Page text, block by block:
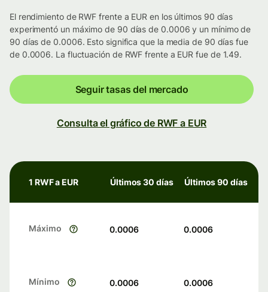
El rendimiento de RWF frente a EUR en los últimos 90 días
experimentó un máximo de 90 días de 0.0006 y un mínimo de
90 días de 0.0006. Esto significa que la media de 90 días fue
de 0.0006. La fluctuación de RWF frente a EUR fue de 1.49.
Seguir tasas del mercado
Consulta el gráfico de RWF a EUR
1 RWF a EUR Últimos 30 días Últimos 90 días
Máximo 0.0006 0.0006
Mínimo 0.0006 0.0006